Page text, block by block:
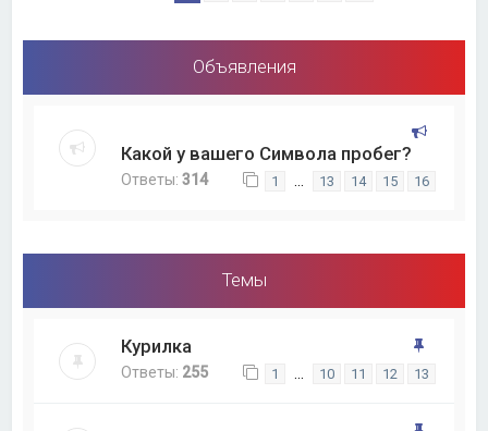
Объявления
Какой у вашего Символа пробег?
Ответы:314 1 … 13 14 15 16
Темы
Курилка
Ответы: 255 1 … 10 11 12 13